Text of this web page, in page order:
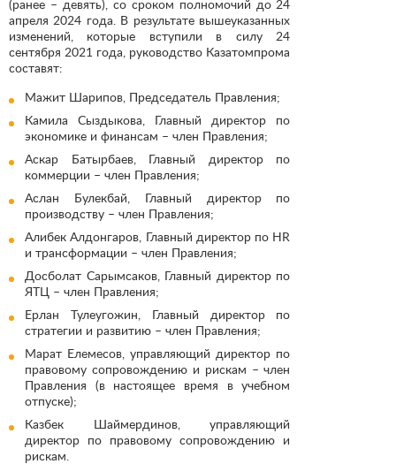
(ранее – девять), со сроком полномочий до 24
апреля 2024 года. В результате вышеуказанных
изменений, которые вступили в силу 24
сентября 2021 года, руководство Казатомпрома
составят:
Мажит Шарипов, Председатель Правления;
Камила Сыздыкова, Главный директор по
экономике и финансам – член Правления;
Аскар Батырбаев, Главный директор по
коммерции – член Правления;
Аслан Булекбай, Главный директор по
производству – член Правления;
Алибек Алдонгаров, Главный директор по HR
и трансформации – член Правления;
Досболат Сарымсаков, Главный директор по
ЯТЦ – член Правления;
Ерлан Тулеугожин, Главный директор по
стратегии и развитию – член Правления;
Марат Елемесов, управляющий директор по
правовому сопровождению и рискам – член
Правления (в настоящее время в учебном
отпуске);
Казбек Шаймердинов, управляющий
директор по правовому сопровождению и
рискам.